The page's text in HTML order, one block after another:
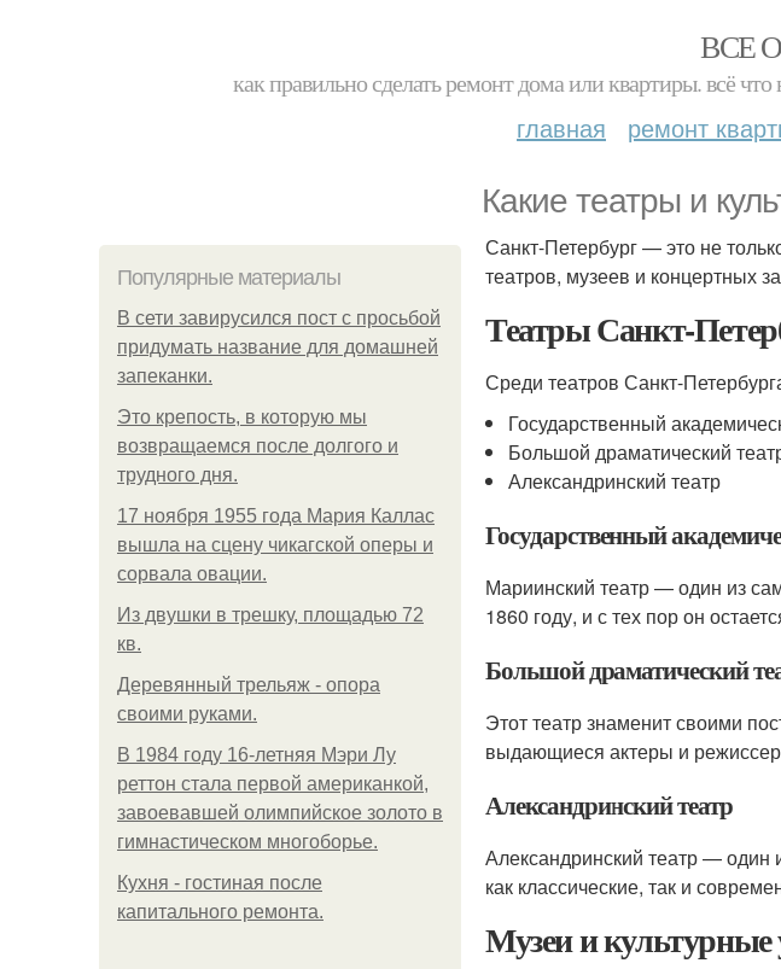
ВСЕ
как правильно сделать ремонт дома или квартиры. всё
главная ремонт
Какие театры и
Популярные материалы
В сети завирусился пост с просьбой
придумать название для домашней
запеканки.
Это крепость, в которую мы
возвращаемся после долгого и
трудного дня.
17 ноября 1955 года Мария Каллас
вышла на сцену чикагской оперы и
сорвала овации.
Из двушки в трешку, площадью 72
кв.
Деревянный трельяж - опора
своими руками.
В 1984 году 16-летняя Мэри Лу
реттон стала первой американкой,
завоевавшей олимпийское золото в
гимнастическом многоборье.
Кухня - гостиная после
капитального ремонта.
Санкт-Петербург — это не
театров, музеев и концертных
Театры Санкт-
Среди театров Санкт-
Государственный
Большой драматический
Александринский театр
Государственный
Мариинский театр — один из
1860 году, и с тех пор он
Большой драматический
Этот театр знаменит своими
выдающиеся актеры и
Александринский театр
Александринский театр — один
как классические, так и
Музеи и